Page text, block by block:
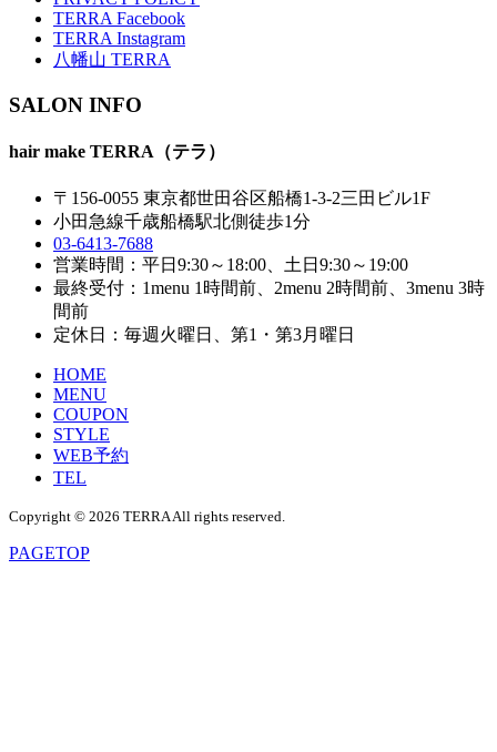
TERRA Facebook
TERRA Instagram
八幡山 TERRA
SALON INFO
hair make TERRA（テラ）
〒156-0055 東京都世田谷区船橋1-3-2三田ビル1F
小田急線千歳船橋駅北側徒歩1分
03-6413-7688
営業時間：平日9:30～18:00、土日9:30～19:00
最終受付：1menu 1時間前、2menu 2時間前、3menu 3時
間前
定休日：毎週火曜日、第1・第3月曜日
HOME
MENU
COUPON
STYLE
WEB予約
TEL
Copyright © 2026 TERRA All rights reserved.
PAGETOP